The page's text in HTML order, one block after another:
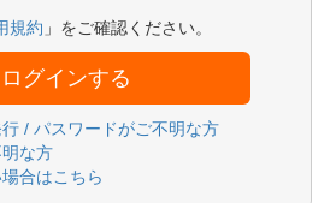
規約 」をご確認ください。
ログインする
/ パスワードがご不明な方
な方
合はこちら